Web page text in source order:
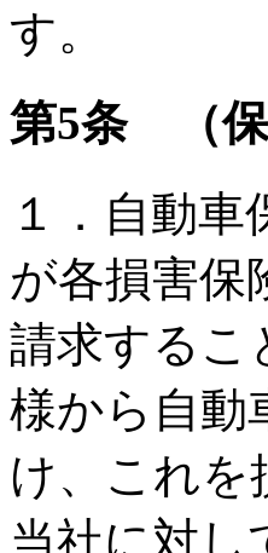
す。
第5条 （保
１．自動
が各損害保
請求するこ
様から自動
け、これを
当社に対し